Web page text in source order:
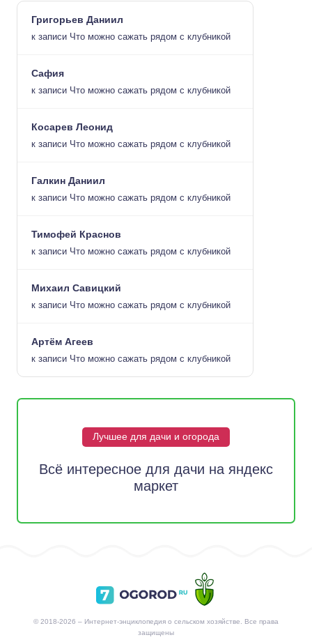
Григорьев Даниил
к записи Что можно сажать рядом с клубникой
Сафия
к записи Что можно сажать рядом с клубникой
Косарев Леонид
к записи Что можно сажать рядом с клубникой
Галкин Даниил
к записи Что можно сажать рядом с клубникой
Тимофей Краснов
к записи Что можно сажать рядом с клубникой
Михаил Савицкий
к записи Что можно сажать рядом с клубникой
Артём Агеев
к записи Что можно сажать рядом с клубникой
Лучшее для дачи и огорода
Всё интересное для дачи на яндекс
маркет
© 2018-2026 – Интернет-энциклопедия о сельском хозяйстве. Все права
защищены